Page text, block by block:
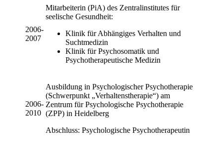
2006-
2007
Mitarbeiterin (PiA) des Zentralinstitutes für
seelische Gesundheit:
Klinik für Abhängiges Verhalten und
Suchtmedizin
Klinik für Psychosomatik und
Psychotherapeutische Medizin
2006-
2010
Ausbildung in Psychologischer Psychotherapie
(Schwerpunkt „Verhaltenstherapie“) am
Zentrum für Psychologische Psychotherapie
(ZPP) in Heidelberg
Abschluss: Psychologische Psychotherapeutin